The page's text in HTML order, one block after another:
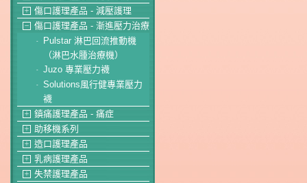
＋ 傷口護理產品 - 減壓護理
－ 傷口護理產品 - 漸進壓力治療
-
Pulstar 淋巴回流推動機
（淋巴水腫治療機）
- Juzo 專業壓力襪
-
Solutions風行健專業壓力
襪
＋ 鎮痛護理產品 - 痛症
＋ 助移機系列
＋ 造口護理產品
＋ 乳病護理產品
＋ 失禁護理產品